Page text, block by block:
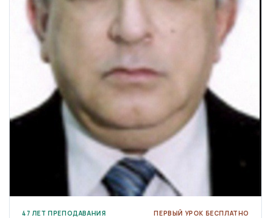
47 ЛЕТ ПРЕПОДАВАНИЯ ПЕРВЫЙ УРОК БЕСПЛАТНО